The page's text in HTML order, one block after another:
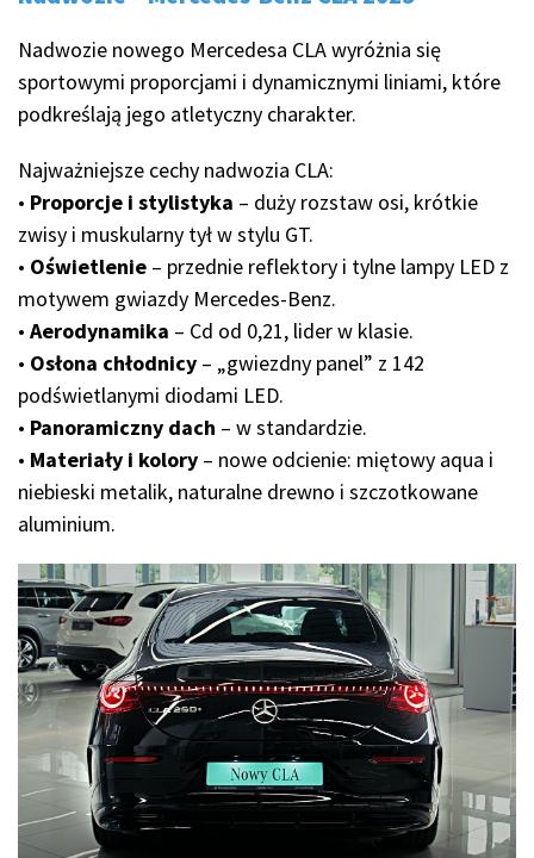
Nadwozie nowego Mercedesa CLA wyróżnia się
sportowymi proporcjami i dynamicznymi liniami, które
podkreślają jego atletyczny charakter.
Najważniejsze cechy nadwozia CLA:
• Proporcje i stylistyka – duży rozstaw osi, krótkie
zwisy i muskularny tył w stylu GT.
• Oświetlenie – przednie reflektory i tylne lampy LED z
motywem gwiazdy Mercedes-Benz.
• Aerodynamika – Cd od 0,21, lider w klasie.
• Osłona chłodnicy – „gwiezdny panel” z 142
podświetlanymi diodami LED.
• Panoramiczny dach – w standardzie.
• Materiały i kolory – nowe odcienie: miętowy aqua i
niebieski metalik, naturalne drewno i szczotkowane
aluminium.